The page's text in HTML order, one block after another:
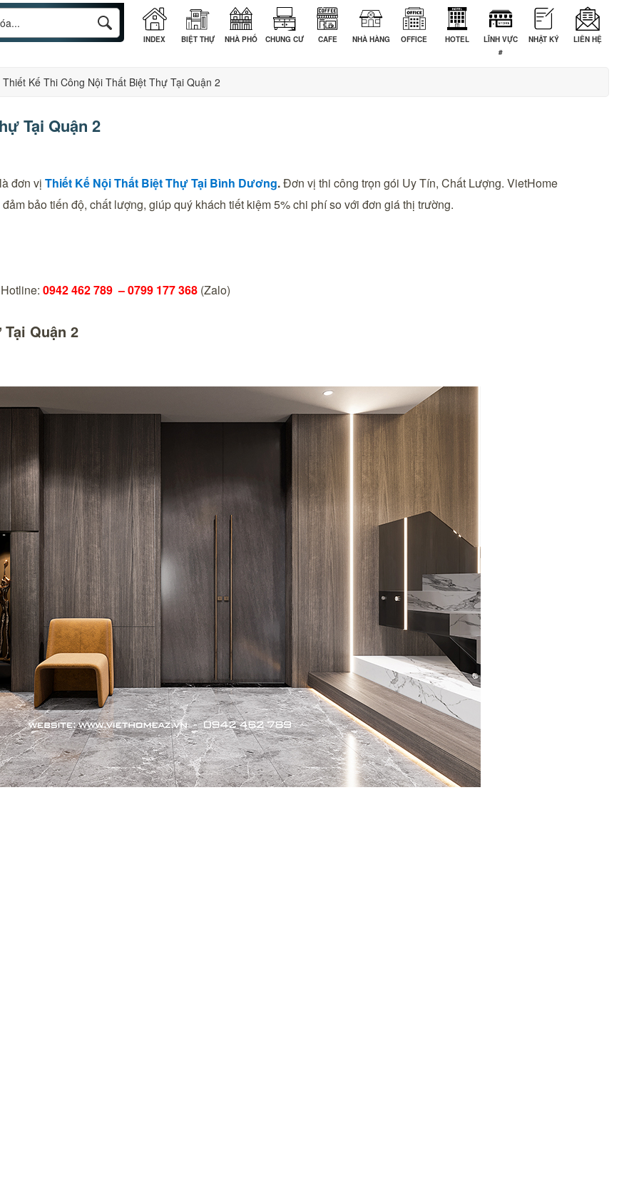
INDEX BIỆT THỰ NHÀ PHỐ CHUNG CƯ CAFE NHÀ HÀNG OFFICE HOTEL
LĨNH VỰC
#
NHẬT KÝ LIÊN HỆ
Thiết Kế Thi Công Nội Thất Biệt Thự Tại Quận 2
Tại Quận 2
đơn vị Thiết Kế Nội Thất Biệt Thự Tại Bình Dương.Đơn vị thi công trọn gói Uy Tín, Chất Lượng. VietHome
bảo tiến độ, chất lượng, giúp quý khách tiết kiệm 5% chi phí so với đơn giá thị trường.
Hotline: 0942 462 789 –0799 177 368 (Zalo)
Quận 2